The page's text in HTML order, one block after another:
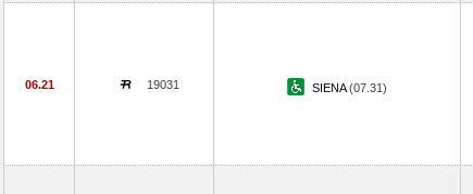
06.21 19031 SIENA(07.31)